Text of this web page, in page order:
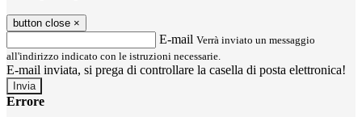
button close ×
E-mail Verrà inviato un messaggio
all'indirizzo indicato con le istruzioni necessarie.
E-mail inviata, si prega di controllare la casella di posta elettronica!
Errore